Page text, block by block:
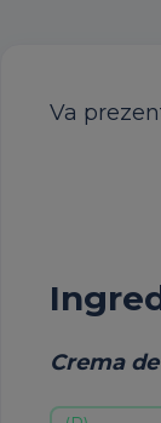
Va
Cremade